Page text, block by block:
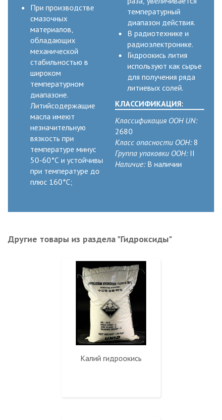
При производстве
смазочных
материалов,
обладающих
механической
стабильностью в
широком
температурном
диапазоне.
Литийсодержащие
масла имеют
незначительную
вязкость при
температуре минус
50-60°С и устойчивы
при температуре до
плюс 160°С;
температурный
диапазон действия.
В радиотехнике и
радиоэлектронике.
Гидроокись лития
используют как сырье
для получения ряда
литиевых солей.
КЛАССИФИКАЦИЯ:
Классификация ООН UN:
2680
Класс опасности ООН:8
Группа упаковки ООН:II
Наличие:В наличии
Другие товары из раздела "Гидроксиды"
Калий гидроокись